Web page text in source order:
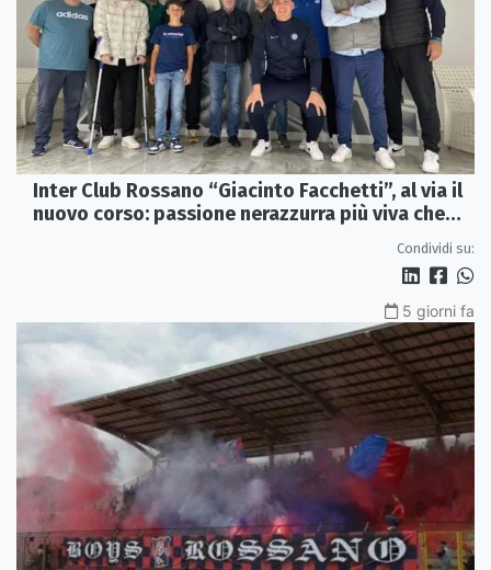
Inter Club Rossano “Giacinto Facchetti”, al via il
nuovo corso: passione nerazzurra più viva che
Condividi su:
5 giorni fa